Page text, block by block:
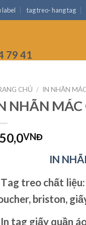
label tag treo- hang tag
79 41
CHỦ / IN NHÃN
NHÃN
VNĐ
IN
ag treo chất
briston,
In tag giấy quần